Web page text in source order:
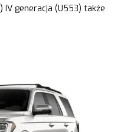
IV generacja (U553) także